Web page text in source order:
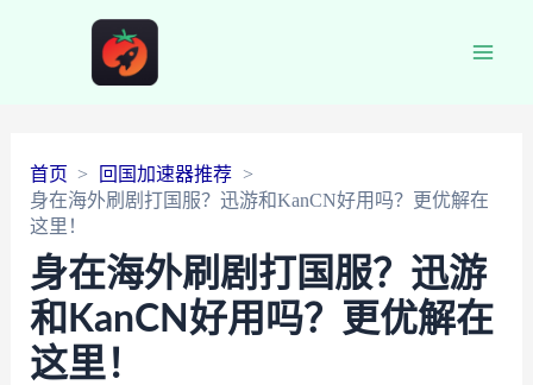
首页
回国加速器推荐
身在海外刷剧打国服？迅游和KanCN好用吗？更优解在
这里！
身在海外刷剧打国服？迅游
和KanCN好用吗？更优解在
这里！